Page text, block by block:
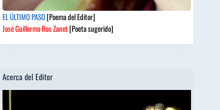
EL ÚLTIMO PASO[Poema del Editor]
José Guillermo Ros Zanet[Poeta sugerido]
Acerca del Editor
de